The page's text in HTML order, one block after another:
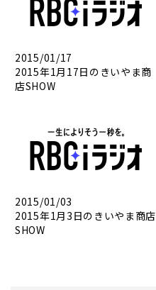
2015/01/17
2015年1月17日のきいやま商
店SHOW
2015/01/03
2015年1月3日のきいやま商店
SHOW